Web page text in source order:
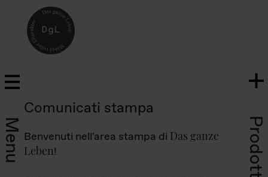
Menu Prodotti
Comunicati stampa
Benvenuti nell'area stampa di Das ganze
Leben!